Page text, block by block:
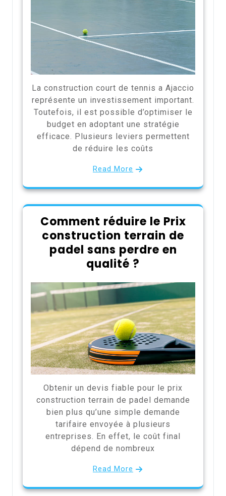
La construction court de tennis a Ajaccio
représente un investissement important.
Toutefois, il est possible d’optimiser le
budget en adoptant une stratégie
efficace. Plusieurs leviers permettent
de réduire les coûts
Read More
Comment réduire le Prix
construction terrain de
padel sans perdre en
qualité ?
Obtenir un devis fiable pour le prix
construction terrain de padel demande
bien plus qu’une simple demande
tarifaire envoyée à plusieurs
entreprises. En effet, le coût final
dépend de nombreux
Read More